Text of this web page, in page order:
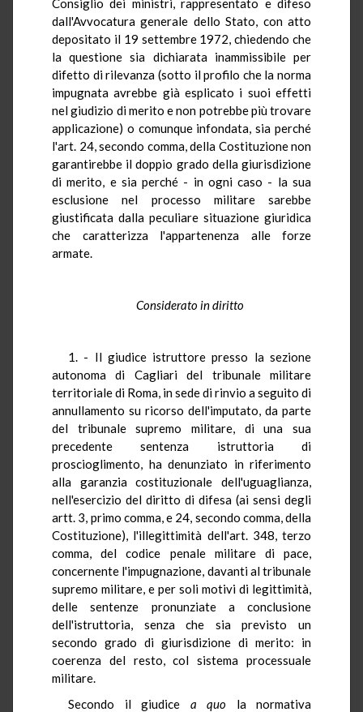
Consiglio dei ministri, rappresentato e difeso
dall'Avvocatura generale dello Stato, con atto
depositato il 19 settembre 1972, chiedendo che
la questione sia dichiarata inammissibile per
difetto di rilevanza (sotto il profilo che la norma
impugnata avrebbe già esplicato i suoi effetti
nel giudizio di merito e non potrebbe più trovare
applicazione) o comunque infondata, sia perché
l'art. 24, secondo comma, della Costituzione non
garantirebbe il doppio grado della giurisdizione
di merito, e sia perché - in ogni caso - la sua
esclusione nel processo militare sarebbe
giustificata dalla peculiare situazione giuridica
che caratterizza l'appartenenza alle forze
armate.
Considerato in diritto
1. - Il giudice istruttore presso la sezione
autonoma di Cagliari del tribunale militare
territoriale di Roma, in sede di rinvio a seguito di
annullamento su ricorso dell'imputato, da parte
del tribunale supremo militare, di una sua
precedente sentenza istruttoria di
proscioglimento, ha denunziato in riferimento
alla garanzia costituzionale dell'uguaglianza,
nell'esercizio del diritto di difesa (ai sensi degli
artt. 3, primo comma, e 24, secondo comma, della
Costituzione), l'illegittimità dell'art. 348, terzo
comma, del codice penale militare di pace,
concernente l'impugnazione, davanti al tribunale
supremo militare, e per soli motivi di legittimità,
delle sentenze pronunziate a conclusione
dell'istruttoria, senza che sia previsto un
secondo grado di giurisdizione di merito: in
coerenza del resto, col sistema processuale
militare.
Secondo il giudice a quo la normativa